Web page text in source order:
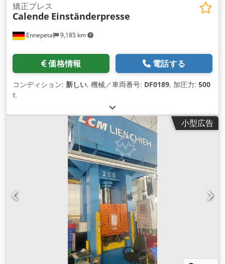
Ennepetal 9,185 km
矯正プレス
Calende Einständerpresse
価格情報 電話する
コンディション: 新しい, 機械／車両番号: DF0189, 加圧力: 500
t,
小型広告